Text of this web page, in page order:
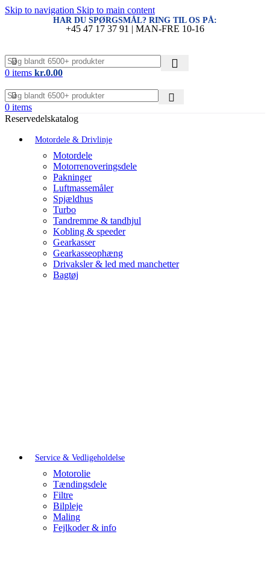
Skip to navigation Skip to main content
HAR DU SPØRGSMÅL? RING TIL OS PÅ:
+45 47 17 37 91 | MAN-FRE 10-16
0 items kr.0.00
0 items
Reservedelskatalog
Motordele & Drivlinje
Motordele
Motorrenoveringsdele
Pakninger
Luftmassemåler
Spjældhus
Turbo
Tandremme & tandhjul
Kobling & speeder
Gearkasser
Gearkasseophæng
Drivaksler & led med manchetter
Bagtøj
Service & Vedligeholdelse
Motorolie
Tændingsdele
Filtre
Bilpleje
Maling
Fejlkoder & info